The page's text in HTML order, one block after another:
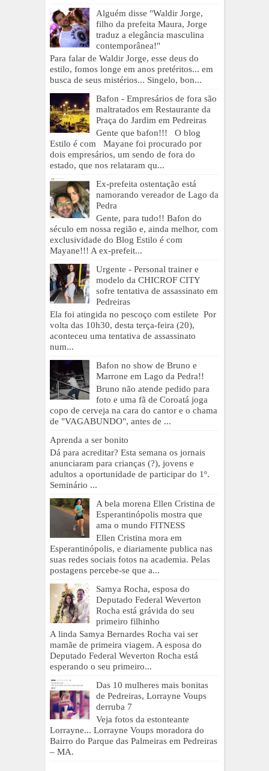
Alguém disse "Waldir Jorge,
filho da prefeita Maura, Jorge
traduz a elegância masculina
contemporânea!"
Para falar de Waldir Jorge, esse deus do
estilo, fomos longe em anos pretéritos... em
busca de seus mistérios... Singelo, bon...
Bafon - Empresários de fora são
maltratados em Restaurante da
Praça do Jardim em Pedreiras
Gente que bafon!!! O blog
Estilo é com Mayane foi procurado por
dois empresários, um sendo de fora do
estado, que nos relataram qu...
Ex-prefeita ostentação está
namorando vereador de Lago da
Pedra
Gente, para tudo!! Bafon do
século em nossa região e, ainda melhor, com
exclusividade do Blog Estilo é com
Mayane!!! A ex-prefeit...
Urgente - Personal trainer e
modelo da CHICROF CITY
sofre tentativa de assassinato em
Pedreiras
Ela foi atingida no pescoço com estilete Por
volta das 10h30, desta terça-feira (20),
aconteceu uma tentativa de assassinato
num...
Bafon no show de Bruno e
Marrone em Lago da Pedra!!
Bruno não atende pedido para
foto e uma fã de Coroatá joga
copo de cerveja na cara do cantor e o chama
de "VAGABUNDO", antes de ...
Aprenda a ser bonito
Dá para acreditar? Esta semana os jornais
anunciaram para crianças (?), jovens e
adultos a oportunidade de participar do 1º.
Seminário ...
A bela morena Ellen Cristina de
Esperantinópolis mostra que
ama o mundo FITNESS
Ellen Cristina mora em
Esperantinópolis, e diariamente publica nas
suas redes sociais fotos na academia. Pelas
postagens percebe-se que a...
Samya Rocha, esposa do
Deputado Federal Weverton
Rocha está grávida do seu
primeiro filhinho
A linda Samya Bernardes Rocha vai ser
mamãe de primeira viagem. A esposa do
Deputado Federal Weverton Rocha está
esperando o seu primeiro...
Das 10 mulheres mais bonitas
de Pedreiras, Lorrayne Voups
derruba 7
Veja fotos da estonteante
Lorrayne... Lorrayne Voups moradora do
Bairro do Parque das Palmeiras em Pedreiras
– MA.